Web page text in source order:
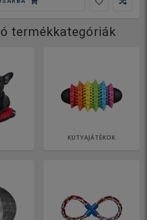
termékkategóriák
KUTYAJÁTÉKOK